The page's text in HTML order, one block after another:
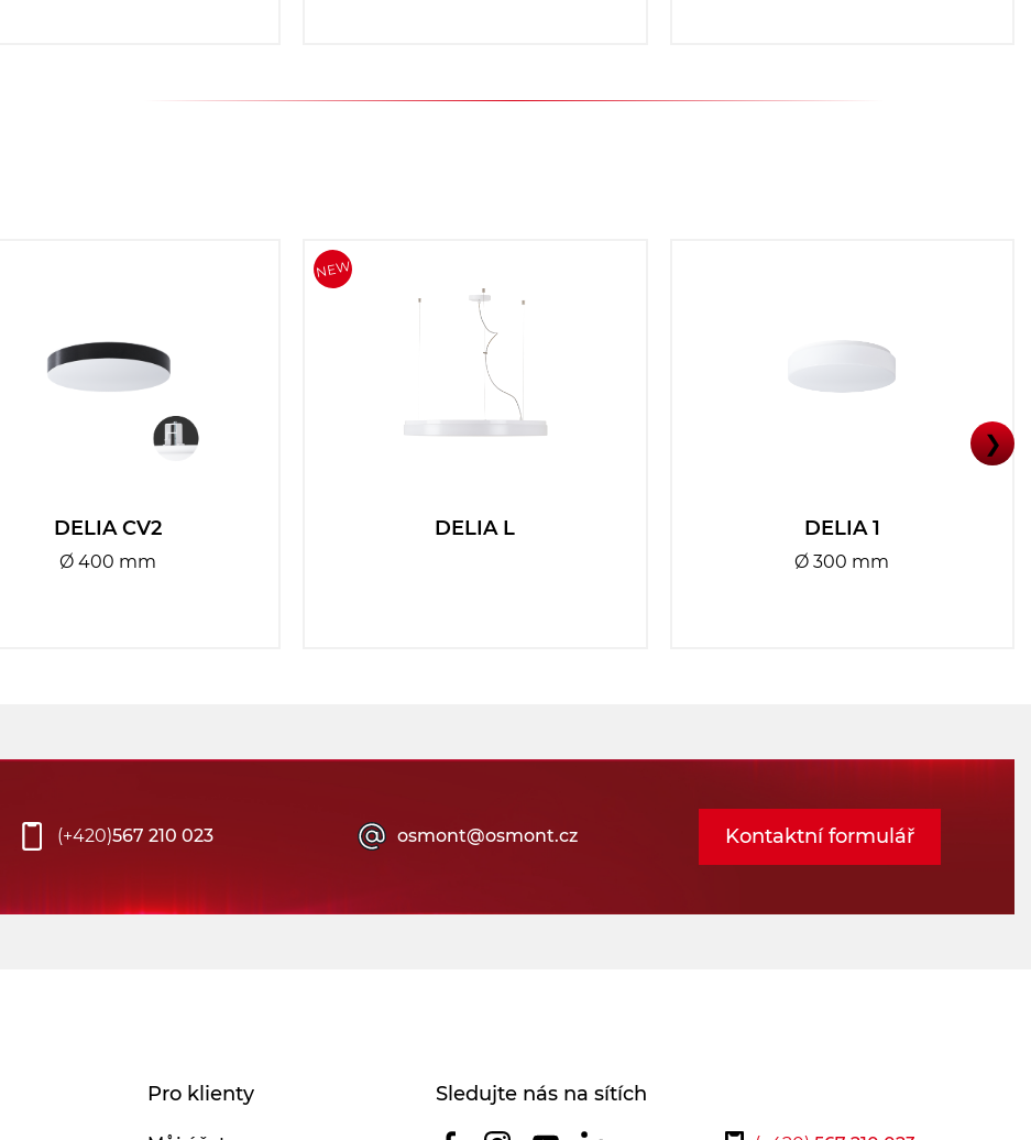
DELIA CV2
Ø 400 mm
DELIA L DELIA 1
Ø 300 mm
❯
(+420)567 210 023 osmont@osmont.cz Kontaktní formulář
Pro klienty Sledujte nás na sítích